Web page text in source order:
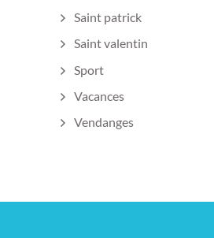
Saint patrick
Saint valentin
Sport
Vacances
Vendanges